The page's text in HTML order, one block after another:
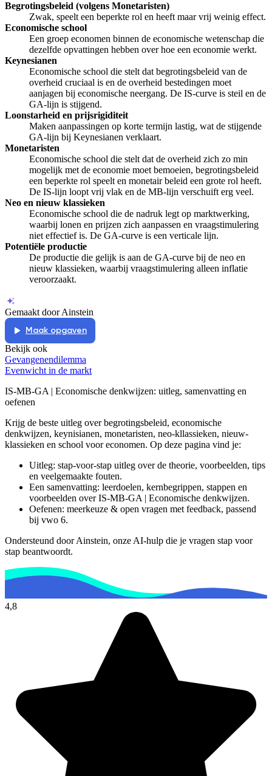
Begrotingsbeleid (volgens Monetaristen)
Zwak, speelt een beperkte rol en heeft maar vrij weinig effect.
Economische school
Een groep economen binnen de economische wetenschap die
dezelfde opvattingen hebben over hoe een economie werkt.
Keynesianen
Economische school die stelt dat begrotingsbeleid van de
overheid cruciaal is en de overheid bestedingen moet
aanjagen bij economische neergang. De IS-curve is steil en de
GA-lijn is stijgend.
Loonstarheid en prijsrigiditeit
Maken aanpassingen op korte termijn lastig, wat de stijgende
GA-lijn bij Keynesianen verklaart.
Monetaristen
Economische school die stelt dat de overheid zich zo min
mogelijk met de economie moet bemoeien, begrotingsbeleid
een beperkte rol speelt en monetair beleid een grote rol heeft.
De IS-lijn loopt vrij vlak en de MB-lijn verschuift erg veel.
Neo en nieuw klassieken
Economische school die de nadruk legt op marktwerking,
waarbij lonen en prijzen zich aanpassen en vraagstimulering
niet effectief is. De GA-curve is een verticale lijn.
Potentiële productie
De productie die gelijk is aan de GA-curve bij de neo en
nieuw klassieken, waarbij vraagstimulering alleen inflatie
veroorzaakt.
Gemaakt door Ainstein
Maak opgaven
Bekijk ook
Gevangenendilemma
Evenwicht in de markt
IS-MB-GA | Economische denkwijzen: uitleg, samenvatting en
oefenen
Krijg de beste uitleg over begrotingsbeleid, economische
denkwijzen, keynisianen, monetaristen, neo-kllassieken, nieuw-
klassieken en school voor economen. Op deze pagina vind je:
Uitleg: stap-voor-stap uitleg over de theorie, voorbeelden, tips
en veelgemaakte fouten.
Een samenvatting: leerdoelen, kernbegrippen, stappen en
voorbeelden overIS-MB-GA | Economische denkwijzen.
Oefenen: meerkeuze & open vragen met feedback, passend
bij vwo 6.
Ondersteund door Ainstein, onze AI-hulp die je vragen stap voor
stap beantwoordt.
4,8